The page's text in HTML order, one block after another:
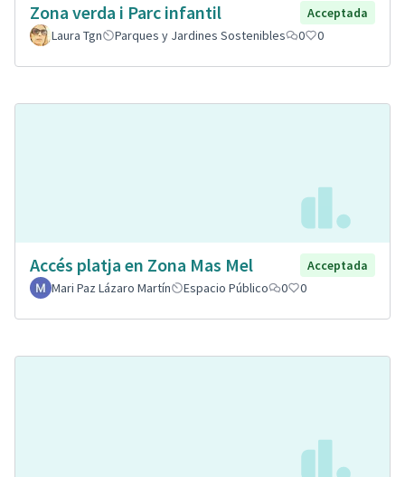
Zona verda i Parc infantil
Acceptada
Laura Tgn
Parques y Jardines Sostenibles 0 0
Accés platja en Zona Mas Mel
Acceptada
Mari Paz Lázaro Martín
Espacio Público 0 0